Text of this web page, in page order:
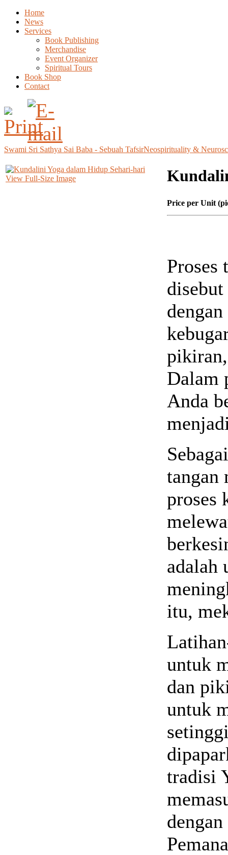
Home
News
Services
Book Publishing
Merchandise
Event Organizer
Spiritual Tours
Book Shop
Contact
Swami Sri Sathya Sai Baba - Sebuah TafsirNeospirituality &
View Full-Size Image
Price per Unit
Proses
Dalam
Anda
tangan
proses
adalah
itu,
untuk
dan
untuk
tradisi